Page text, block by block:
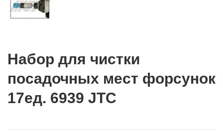
Набор для чистки
посадочных мест форсунок
17ед. 6939 JTC